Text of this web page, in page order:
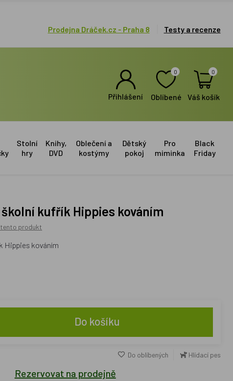
Prodejna Dráček.cz - Praha 8 Testy a recenze
Přihlášení
0
Oblíbené
0
Váš košík
Stolní
hry
Knihy,
DVD
Oblečení a
kostýmy
Dětský
pokoj
Pro
miminka
Black
Friday
školní kufřík Hippies kováním
produkt
Hippies kováním
Do košíku
Do oblíbených Hlídací pes
Rezervovat na prodejně